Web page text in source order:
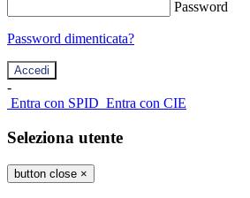
Password
Password dimenticata?
-
Entra con SPID Entra con CIE
Seleziona utente
button close ×